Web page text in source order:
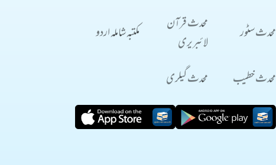
محدث سٹور
محدث قرآن
لائبریری
مکتبہ شاملہ اردو
محدث خطیب محدث گیلری